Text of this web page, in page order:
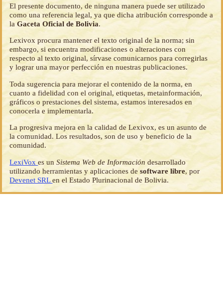
El presente documento, de ninguna manera puede ser utilizado
como una referencia legal, ya que dicha atribución corresponde a
laGaceta Oficial de Bolivia.
Lexivox procura mantener el texto original de la norma; sin
embargo, si encuentra modificaciones o alteraciones con
respecto al texto original, sírvase comunicarnos para corregirlas
y lograr una mayor perfección en nuestras publicaciones.
Toda sugerencia para mejorar el contenido de la norma, en
cuanto a fidelidad con el original, etiquetas, metainformación,
gráficos o prestaciones del sistema, estamos interesados en
conocerla e implementarla.
La progresiva mejora en la calidad de Lexivox, es un asunto de
la comunidad. Los resultados, son de uso y beneficio de la
comunidad.
LexiVoxes unSistema Web de Información desarrollado
utilizando herramientas y aplicaciones desoftware libre, por
Devenet SRLen el Estado Plurinacional de Bolivia.